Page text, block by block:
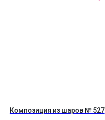
Композиция из шаров № 527